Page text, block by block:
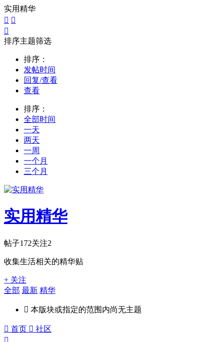
实用精华
 

排序主题筛选
排序：
发帖时间
回复/查看
查看
排序：
全部时间
一天
两天
一周
一个月
三个月
实用精华
帖子172关注2
收集生活相关的精华贴
+ 关注
全部 最新 精华
 本版块或指定的范围内尚无主题
 首页  社区
